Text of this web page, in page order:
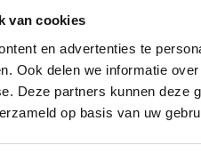
van cookies
en advertenties te
Ook delen we informatie
Deze partners kunnen deze
op basis van uw
maar na een paar miskopen op
Voor gebruik op mijn
dag weer volle accu's